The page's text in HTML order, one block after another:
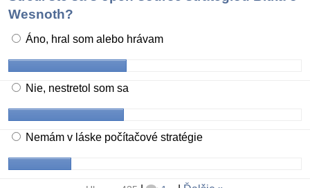
Wesnoth?
Áno, hral som alebo hrávam
Nie, nestretol som sa
Nemám v láske počítačové stratégie